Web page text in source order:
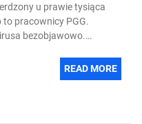
u prawie tysiąca
pracownicy PGG.
bezobjawowo.
READ MORE